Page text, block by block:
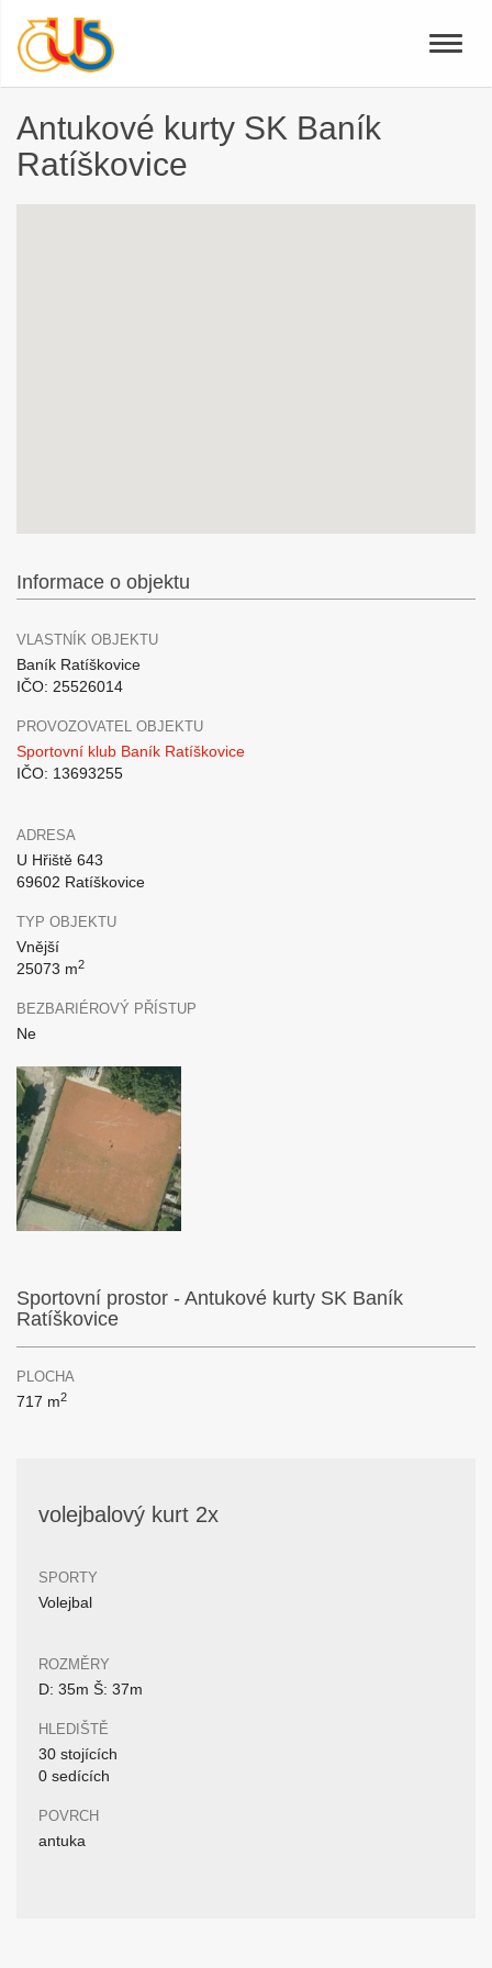
Toggle
Antukové kurty SK Baník
Ratíškovice
Informace o objektu
VLASTNÍK OBJEKTU
Baník Ratíškovice
IČO: 25526014
PROVOZOVATEL OBJEKTU
Sportovní klub Baník Ratíškovice
IČO: 13693255
ADRESA
U Hřiště 643
69602 Ratíškovice
TYP OBJEKTU
Vnější
25073 m2
BEZBARIÉROVÝ PŘÍSTUP
Ne
Sportovní prostor - Antukové kurty SK Baník
Ratíškovice
PLOCHA
717 m2
volejbalový kurt 2x
SPORTY
Volejbal
ROZMĚRY
D: 35m Š: 37m
HLEDIŠTĚ
30 stojících
0 sedících
POVRCH
antuka